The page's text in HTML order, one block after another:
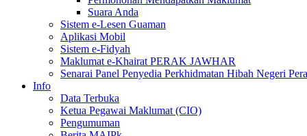
Suara Anda
Sistem e-Lesen Guaman
Aplikasi Mobil
Sistem e-Fidyah
Maklumat e-Khairat PERAK JAWHAR
Senarai Panel Penyedia Perkhidmatan Hibah Negeri
Info
Data Terbuka
Ketua Pegawai Maklumat (CIO)
Pengumuman